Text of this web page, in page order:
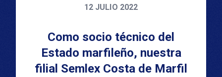
12 JULIO 2022
Como socio técnico del
Estado marfileño, nuestra
filial Semlex Costa de Marfil